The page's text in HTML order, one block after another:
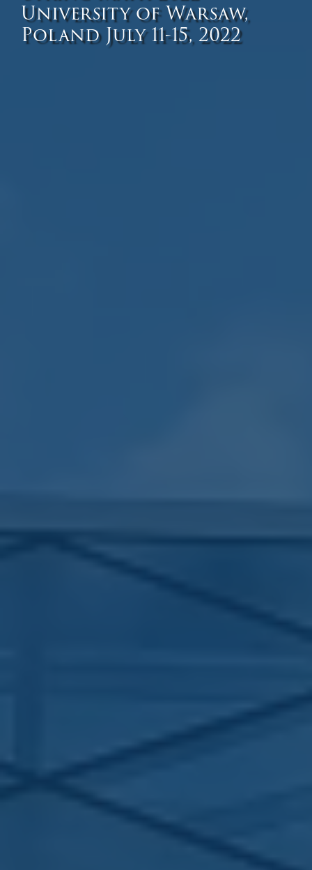
University of Warsaw,
PolandJuly 11-15, 2022